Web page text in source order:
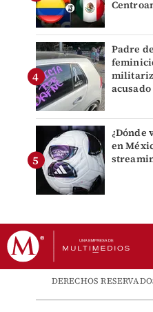
Padre
¿Dónde
en
DERECHOS